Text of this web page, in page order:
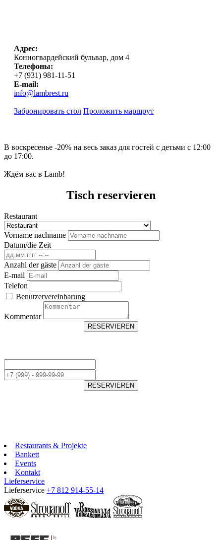
Адрес:
Конногвардейский бульвар, дом 4
Телефоны:
+7 (931) 981-11-51
E-mail:
info@lambrest.ru
Забронировать стол Проложить маршрут
В воскресенье -20% на весь заказ для гостей с детьми с 12:00
до 17:00.
Ждём вас в Lamb!
Tisch reservieren
Restaurant
Vorname nachname
Datum/die Zeit
Anzahl der gäste
E-mail
Telefon
Benutzervereinbarung
Kommentar
RESERVIEREN
RESERVIEREN
Restaurants & Projekte
Bankett
Events
Kontakt
Lieferservice
Lieferservice +7 812 914-55-14